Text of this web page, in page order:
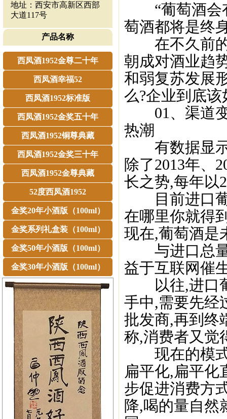
地址：西安市高新区西部
大道117号
产品名称
西凤酒1952金尊二十年
西凤酒幸福52
西凤酒1952标准版
西凤酒1952金奖五十年
西凤酒1952铜尊典藏
西凤酒1952金奖三十年
西凤酒1952金尊典藏
52度西凤酒1952
金奖20年小酒版（100ml）
金奖系列礼盒装（100ml）
金奖50年小酒版（100ml）
金奖30年小酒版（100ml）
“葡萄酒会
萄酒都将是终
在不久前的
朝成对酒业趋
和弱复苏发展
么?企业到底该
01、渠道变
热潮
有数据显示,
除了2013年、
长之势,每年以
目前进口葡
在哪里你就得
现在,葡萄酒是
与进口总量
益于互联网催
以往,进口葡
手中,需要先经
批发商,再到终
称,消费者又觉
现在的模式
扁平化,扁平化
步促进消费方
降,喝的量自然